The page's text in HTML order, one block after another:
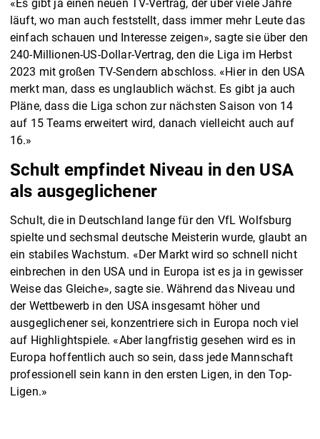
«Es gibt ja einen neuen TV-Vertrag, der über viele Jahre
läuft, wo man auch feststellt, dass immer mehr Leute das
einfach schauen und Interesse zeigen», sagte sie über den
240-Millionen-US-Dollar-Vertrag, den die Liga im Herbst
2023 mit großen TV-Sendern abschloss. «Hier in den USA
merkt man, dass es unglaublich wächst. Es gibt ja auch
Pläne, dass die Liga schon zur nächsten Saison von 14
auf 15 Teams erweitert wird, danach vielleicht auch auf
16.»
Schult empfindet Niveau in den USA
als ausgeglichener
Schult, die in Deutschland lange für den VfL Wolfsburg
spielte und sechsmal deutsche Meisterin wurde, glaubt an
ein stabiles Wachstum. «Der Markt wird so schnell nicht
einbrechen in den USA und in Europa ist es ja in gewisser
Weise das Gleiche», sagte sie. Während das Niveau und
der Wettbewerb in den USA insgesamt höher und
ausgeglichener sei, konzentriere sich in Europa noch viel
auf Highlightspiele. «Aber langfristig gesehen wird es in
Europa hoffentlich auch so sein, dass jede Mannschaft
professionell sein kann in den ersten Ligen, in den Top-
Ligen.»